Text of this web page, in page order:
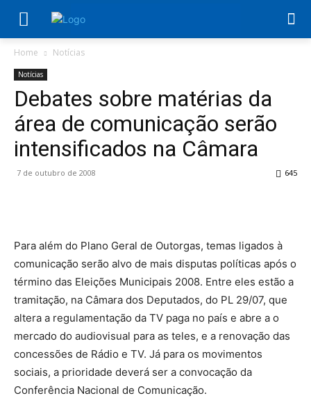
Home Notícias
Notícias
Debates sobre matérias da
área de comunicação serão
intensificados na Câmara
7 de outubro de 2008 645
Para além do Plano Geral de Outorgas, temas ligados à
comunicação serão alvo de mais disputas políticas após o
término das Eleições Municipais 2008. Entre eles estão a
tramitação, na Câmara dos Deputados, do PL 29/07, que
altera a regulamentação da TV paga no país e abre a o
mercado do audiovisual para as teles, e a renovação das
concessões de Rádio e TV. Já para os movimentos
sociais, a prioridade deverá ser a convocação da
Conferência Nacional de Comunicação.